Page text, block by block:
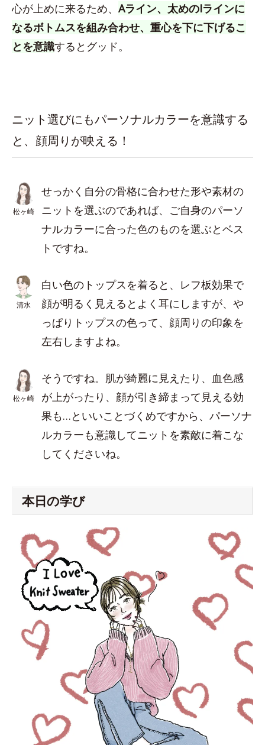
心が上めに来るため、 Aライン、太めのIラインに
なるボトムスを組み合わせ、重心を下に下げるこ
とを意識するとグッド。
ニット選びにもパーソナルカラーを意識する
と、顔周りが映える！
松ヶ崎
せっかく自分の骨格に合わせた形や素材の
ニットを選ぶのであれば、ご自身のパーソ
ナルカラーに合った色のものを選ぶとベス
トですね。
清水
白い色のトップスを着ると、レフ板効果で
顔が明るく見えるとよく耳にしますが、や
っぱりトップスの色って、顔周りの印象を
左右しますよね。
松ヶ崎
そうですね。肌が綺麗に見えたり、血色感
が上がったり、顔が引き締まって見える効
果も…といいことづくめですから、パーソナ
ルカラーも意識してニットを素敵に着こな
してくださいね。
本日の学び